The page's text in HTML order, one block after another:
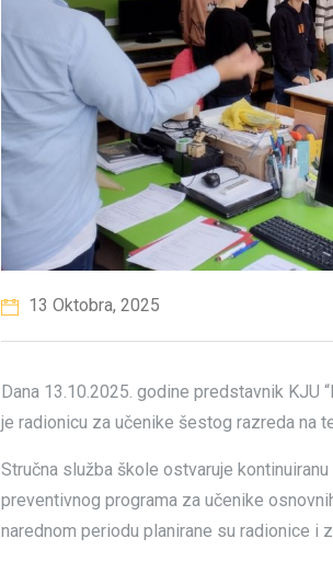
13 Oktobra, 2025
Dana 13.10.2025. godine predstavnik
je radionicu za učenike šestog razreda na
Stručna služba škole ostvaruje
preventivnog programa za učenike
narednom periodu planirane su radionice i